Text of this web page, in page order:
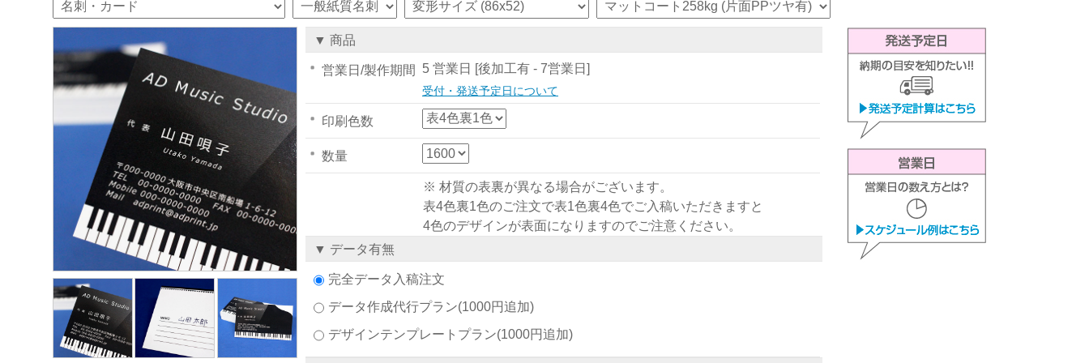
▼ 商品
営業日/製作期間 5 営業日 [後加工有 - 7営業日]
受付・発送予定日について
印刷色数
数量
※ 材質の表裏が異なる場合がございます。
表4色裏1色のご注文で表1色裏4色でご入稿いただきますと
4色のデザインが表面になりますのでご注意ください。
▼ データ有無
完全データ入稿注文
データ作成代行プラン(1000円追加)
デザインテンプレートプラン(1000円追加)